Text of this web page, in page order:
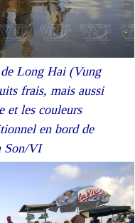
Long Hai (Vung
frais, mais aussi
et les couleurs
en bord de
Son/VI